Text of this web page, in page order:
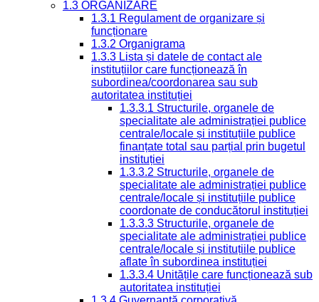
1.3 ORGANIZARE
1.3.1 Regulament de organizare și
funcționare
1.3.2 Organigrama
1.3.3 Lista și datele de contact ale
instituțiilor care funcționează în
subordinea/coordonarea sau sub
autoritatea instituției
1.3.3.1 Structurile, organele de
specialitate ale administrației publice
centrale/locale și instituțiile publice
finanțate total sau parțial prin bugetul
instituției
1.3.3.2 Structurile, organele de
specialitate ale administrației publice
centrale/locale și instituțiile publice
coordonate de conducătorul instituției
1.3.3.3 Structurile, organele de
specialitate ale administrației publice
centrale/locale și instituțiile publice
aflate în subordinea instituției
1.3.3.4 Unitățile care funcționează sub
autoritatea instituției